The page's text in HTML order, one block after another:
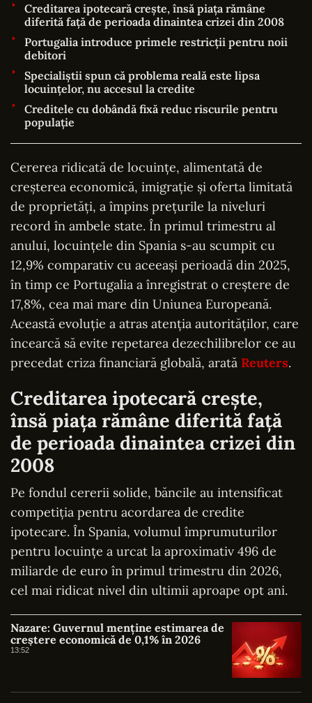
Creditarea ipotecară crește, însă piața rămâne
diferită față de perioada dinaintea crizei din 2008
Portugalia introduce primele restricții pentru noii
debitori
Specialiștii spun că problema reală este lipsa
locuințelor, nu accesul la credite
Creditele cu dobândă fixă reduc riscurile pentru
populație
Cererea ridicată de locuințe, alimentată de
creșterea economică, imigrație și oferta limitată
de proprietăți, a împins prețurile la niveluri
record în ambele state. În primul trimestru al
anului, locuințele din Spania s-au scumpit cu
12,9% comparativ cu aceeași perioadă din 2025,
în timp ce Portugalia a înregistrat o creștere de
17,8%, cea mai mare din Uniunea Europeană.
Această evoluție a atras atenția autorităților, care
încearcă să evite repetarea dezechilibrelor ce au
precedat criza financiară globală, arată Reuters.
Creditarea ipotecară crește,
însă piața rămâne diferită față
de perioada dinaintea crizei din
2008
Pe fondul cererii solide, băncile au intensificat
competiția pentru acordarea de credite
ipotecare. În Spania, volumul împrumuturilor
pentru locuințe a urcat la aproximativ 496 de
miliarde de euro în primul trimestru din 2026,
cel mai ridicat nivel din ultimii aproape opt ani.
Nazare: Guvernul menține estimarea de
creștere economică de 0,1% în 2026
13:52